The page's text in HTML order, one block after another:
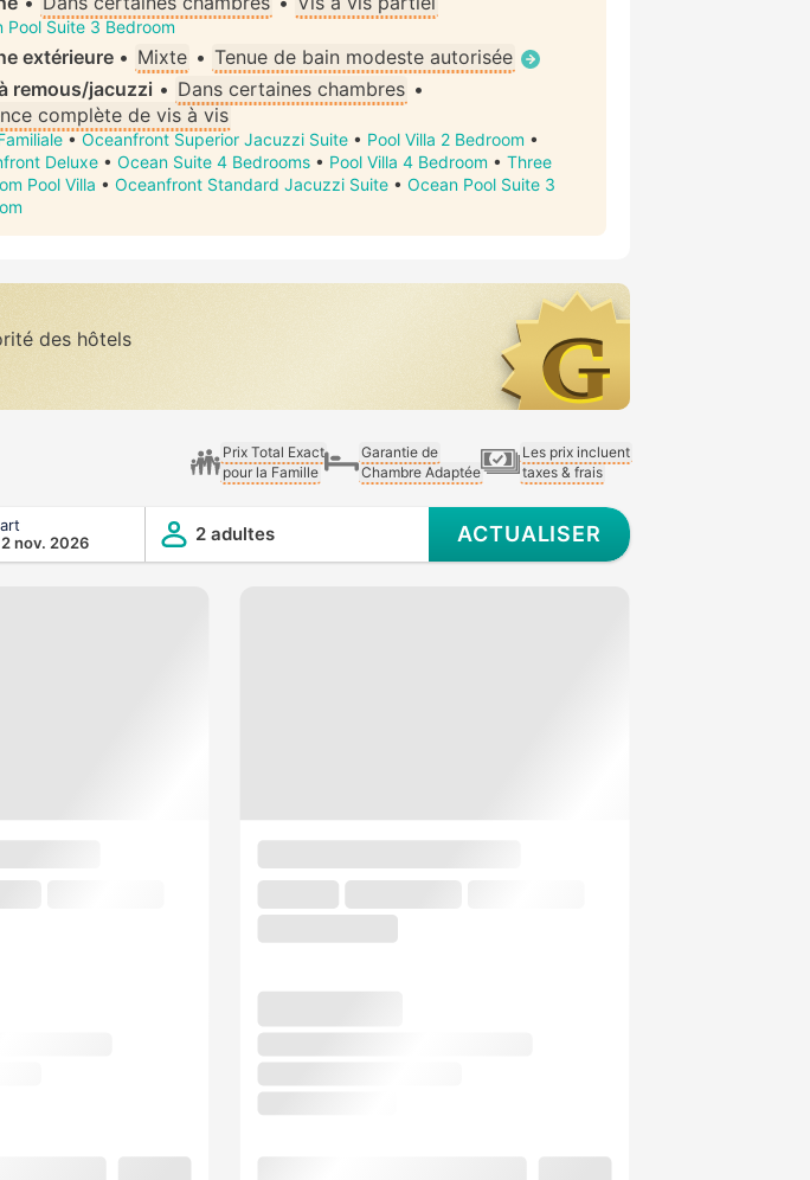
Pool Suite 3 Bedroom
extérieure • Mixte • Tenue de bain modeste autorisée
remous/jacuzzi • Dans certaines chambres •
complète de vis à vis
• Oceanfront Superior Jacuzzi Suite • Pool Villa 2 Bedroom •
Deluxe • Ocean Suite 4 Bedrooms • Pool Villa 4 Bedroom • Three
Pool Villa • Oceanfront Standard Jacuzzi Suite • Ocean Pool Suite 3
des hôtels
Prix Total Exact
pour la Famille
Garantie de
Chambre Adaptée
Les prix incluent
taxes & frais
nov. 2026
2 adultes ACTUALISER